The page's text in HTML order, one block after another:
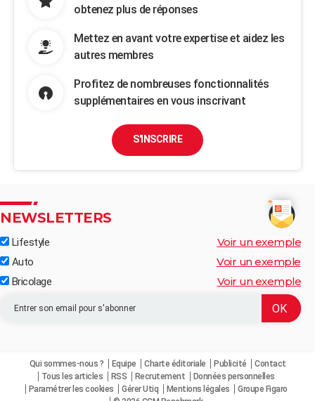
obtenez plus de réponses
Mettez en avant votre expertise et aidez les
autres membres
Profitez de nombreuses fonctionnalités
supplémentaires en vous inscrivant
S'INSCRIRE
NEWSLETTERS
Lifestyle Voir un exemple
Auto Voir un exemple
Bricolage Voir un exemple
Qui sommes-nous ? Equipe Charte éditoriale Publicité
Contact
Tous les articles
RSS Recrutement
Données personnelles
Paramétrer les cookies
Gérer Utiq Mentions légales
Groupe Figaro